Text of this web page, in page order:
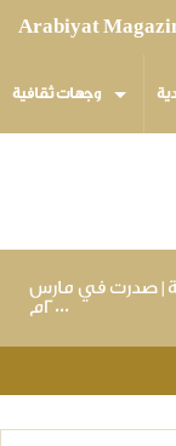
وجهات ثقافية
| صدرت في مارس
٢٠٠٠م